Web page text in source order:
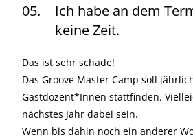
05.
Ich habe an dem
keine Zeit.
Das ist sehr schade!
Das Groove Master Camp soll
Gastdozent*Innen stattfinden.
nächstes Jahr dabei sein.
Wenn bis dahin noch ein anderer